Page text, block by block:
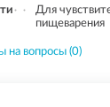
Для
пищеварения
на вопросы (0)